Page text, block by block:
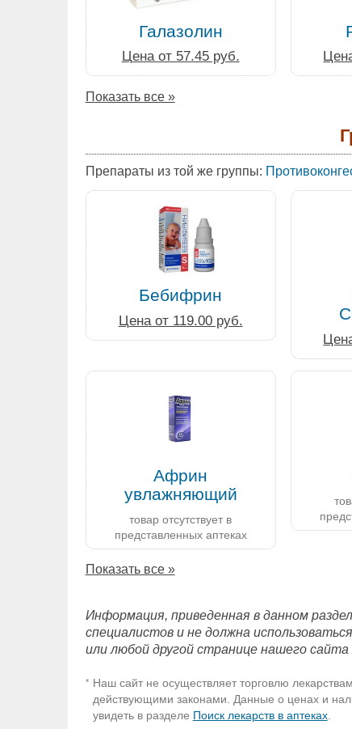
Галазолин
Цена от 57.45 руб.
Показать все »
Препараты из той же группы:
Бебифрин
Цена от 119.00 руб.
Африн
увлажняющий
товар отсутствует в
представленных аптеках
Показать все »
Информация, приведенная в данном
специалистов и не должна
или любой другой странице нашего
* Наш сайт не осуществляет торговлю
действующими законами. Данные о ценах и
увидеть в разделе Поиск лекарств в аптеках.